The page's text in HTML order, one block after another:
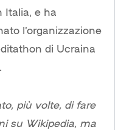
Italia, e ha
l’organizzazione
di Ucraina
più volte, di fare
su Wikipedia, ma